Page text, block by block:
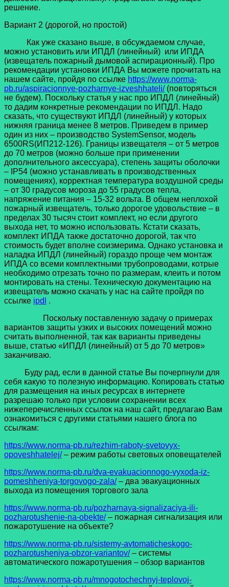
решение.
Вариант 2 (дорогой, но простой)
Как уже сказано выше, в обсуждаемом случае,
можно установить или ИПДЛ (линейный) или ИПДА
(извещатель пожарный дымовой аспирационный). Про
рекомендации установки ИПДА Вы можете прочитать на
нашем сайте, пройдя по ссылке https://www.norma-
pb.ru/aspiracionnye-pozharnye-izveshhateli/(повторяться
не будем). Поскольку статья у нас про ИПДЛ (линейный)
то дадим конкретные рекомендации по ИПДЛ. Надо
сказать, что существуют ИПДЛ (линейный) у которых
нижняя граница менее 8 метров. Приведем в пример
один из них – производство SystemSensor, модель
6500RS(ИП212-126). Границы извещателя – от 5 метров
до 70 метров (можно больше при применении
дополнительного аксессуара), степень защиты оболочки
– IP54 (можно устанавливать в производственных
помещениях), корректная температура воздушной среды
– от 30 градусов мороза до 55 градусов тепла,
напряжение питания – 15-32 вольта. В общем неплохой
пожарный извещатель, только дорогое удовольствие – в
пределах 30 тысяч стоит комплект, но если другого
выхода нет, то можно использовать. Кстати сказать,
комплект ИПДА также достаточно дорогой, так что
стоимость будет вполне соизмерима. Однако установка и
наладка ИПДЛ (линейный) гораздо проще чем монтаж
ИПДА со всеми комплектными трубопроводами, котрые
необходимо отрезать точно по размерам, клеить и потом
монтировать на стены. Техническую документацию на
извещатель можно скачать у нас на сайте пройдя по
ссылке ipdl
.
Поскольку поставленную задачу о примерах
вариантов защиты узких и высоких помещений можно
считать выполненной, так как варианты приведены
выше, статью «ИПДЛ (линейный) от 5 до 70 метров»
заканчиваю.
Буду рад, если в данной статье Вы почерпнули для
себя какую то полезную информацию. Копировать статью
для размещения на иных ресурсах в интернете
разрешаю только при условии сохранении всех
нижеперечисленных ссылок на наш сайт, предлагаю Вам
ознакомиться с другими статьями нашего блога по
ссылкам:
https://www.norma-pb.ru/rezhim-raboty-svetovyx-
opoveshhatelej/– режим работы световых оповещателей
https://www.norma-pb.ru/dva-evakuacionnogo-vyxoda-iz-
pomeshheniya-torgovogo-zala/– два эвакуационных
выхода из помещения торгового зала
https://www.norma-pb.ru/pozharnaya-signalizaciya-ili-
pozharotushenie-na-obekte/ – пожарная сигнализация или
пожаротушение на объекте?
https://www.norma-pb.ru/sistemy-avtomaticheskogo-
pozharotusheniya-obzor-variantov/– системы
автоматического пожаротушения – обзор вариантов
https://www.norma-pb.ru/mnogotochechnyj-teplovoj-